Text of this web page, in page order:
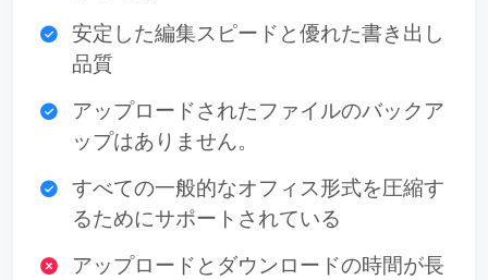
安定した編集スピードと優れた書き出し
品質
アップロードされたファイルのバックア
ップはありません。
すべての一般的なオフィス形式を圧縮す
るためにサポートされている
アップロードとダウンロードの時間が長